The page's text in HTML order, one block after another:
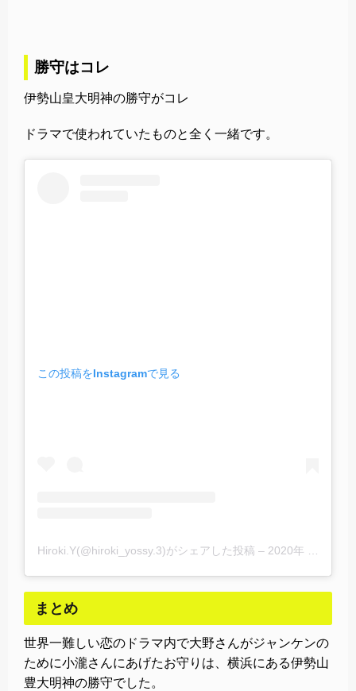
勝守はコレ
伊勢山皇大明神の勝守がコレ
ドラマで使われていたものと全く一緒です。
この投稿をInstagramで見る
Hiroki.Y(@hiroki_yossy.3)がシェアした投稿 – 2020年 1月月18日午前2時46分PST
まとめ
世界一難しい恋のドラマ内で大野さんがジャンケンの
ために小瀧さんにあげたお守りは、横浜にある伊勢山
豊大明神の勝守でした。